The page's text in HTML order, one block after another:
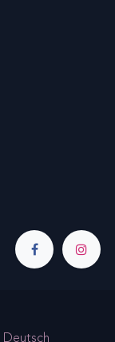
Deutsch